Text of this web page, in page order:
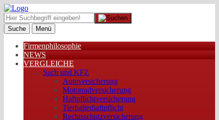
Suche Menü
Firmenphilosophie
NEWS
VERGLEICHE
Sach und KFZ
Autoversicherung
Motorradversicherung
Haftpflichtversicherung
Tierhalterhaftpflicht
Rechtsschutzversicherung